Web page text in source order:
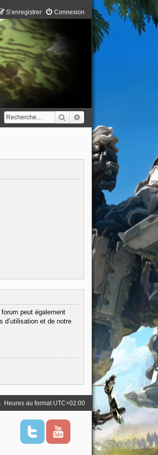
Connexion
S’enregistrer
Rechercher
peut également
d’utilisation et de notre
Heures au format UTC+02:00
T
i
Y
u